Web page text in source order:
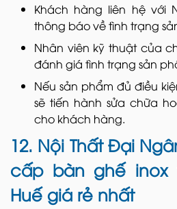
Khách hàng liên hệ với
thông báo về tình trạng
Nhân viên kỹ thuật của
đánh giá tình trạng sản
Nếu sản phẩm đủ điều
sẽ tiến hành sửa chữa
cho khách hàng.
12. Nội Thất Đại
cấp bàn ghế inox
Huế giá rẻ nhất